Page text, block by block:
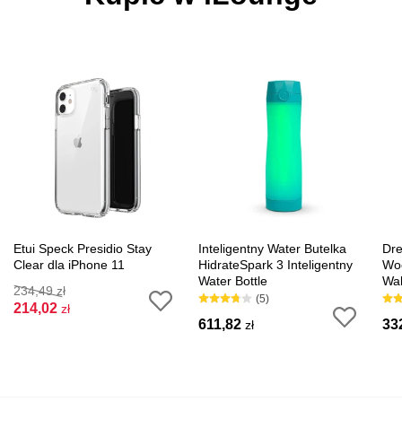
Etui Speck Presidio Stay
Clear dla iPhone 11
234,49zł
214,02 zł
Inteligentny Water Butelka
HidrateSpark 3 Inteligentny
Water Bottle
(5)
611,82 zł